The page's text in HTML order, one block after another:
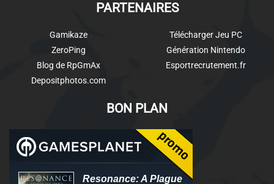
PARTENAIRES
Gamikaze
ZeroPing
Blog de RpGmAx
Depositphotos.com
Télécharger Jeu PC
Génération Nintendo
Esportrecrutement.fr
BON PLAN